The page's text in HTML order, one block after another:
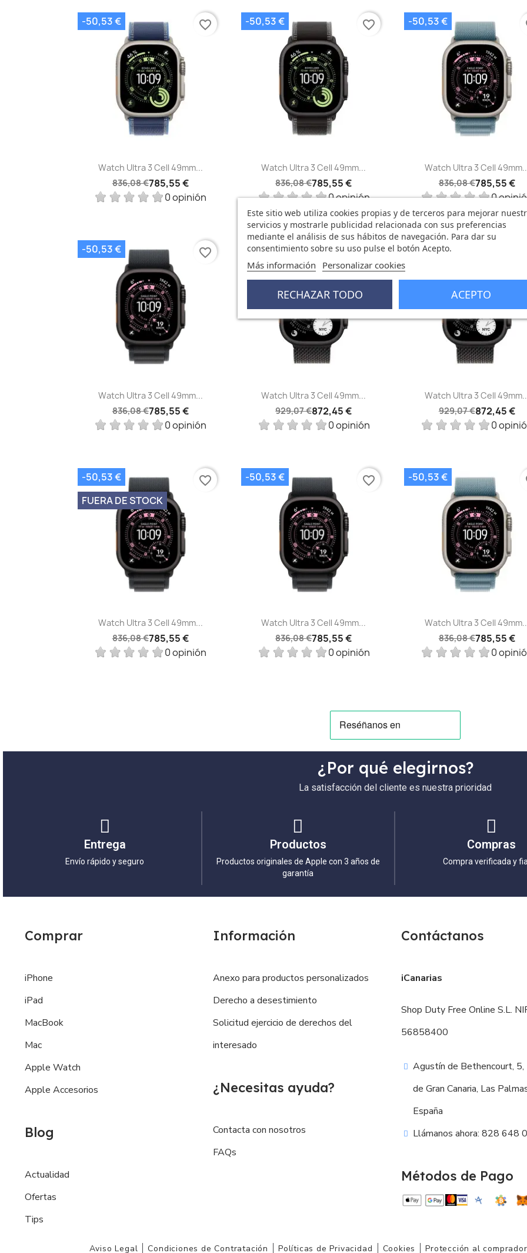
 Vista rápida
Watch Ultra 3 Cell 49mm...
836,08 €785,55 €
0 opinión
-50,53 € favorite_border
 Vista rápida
Watch Ultra 3 Cell 49mm...
836,08 €785,55 €
0 opinión
-50,53 € favorite_border
 Vista rápida
Watch Ultra 3 Cell
836,08 €785,55 €
0
-50,53 €
 Vista rápida
Watch Ultra 3 Cell 49mm...
836,08 €785,55 €
0 opinión
-50,53 € favorite_border
 Vista rápida
Watch Ultra 3 Cell 49mm...
929,07 €872,45 €
0 opinión
-56,62 € favorite_border
 Vista rápida
Watch Ultra 3 Cell
929,07 €872,45 €
0
-56,62 €
 Vista rápida
Watch Ultra 3 Cell 49mm...
836,08 €785,55 €
0 opinión
-50,53 €
FUERA DE STOCK
favorite_border
 Vista rápida
Watch Ultra 3 Cell 49mm...
836,08 €785,55 €
0 opinión
-50,53 € favorite_border
 Vista rápida
Watch Ultra 3 Cell
836,08 €785,55 €
0
-50,53 €
¿Por qué elegirnos?
La satisfacción del cliente es nuestra prioridad
Entrega
Envío rápido y seguro
Productos
Productos originales de Apple con 3 años de
garantía
Compras
Compra verificada y
Este sitio web utiliza cookies propias y de terceros para mejorar
servicios y mostrarle publicidad relacionada con sus preferencias
mediante el análisis de sus hábitos de navegación. Para dar su
consentimiento sobre su uso pulse el botón Acepto.
Más información Personalizar cookies
RECHAZAR TODO ACEPTO
Comprar
iPhone
iPad
MacBook
Mac
Apple Watch
Apple Accesorios
Blog
Actualidad
Ofertas
Tips
Información
Anexo para productos personalizados
Derecho a desestimiento
Solicitud ejercicio de derechos del
interesado
¿Necesitas ayuda?
Contacta con nosotros
FAQs
Contáctanos
iCanarias
Shop Duty Free Online S.L.
56858400
Agustín de Bethencourt, 5,
de Gran Canaria, Las
España
Llámanos ahora: 828 648
Métodos de Pago
Aviso Legal Condiciones de Contratación Políticas de Privacidad Cookies Protección al comprador